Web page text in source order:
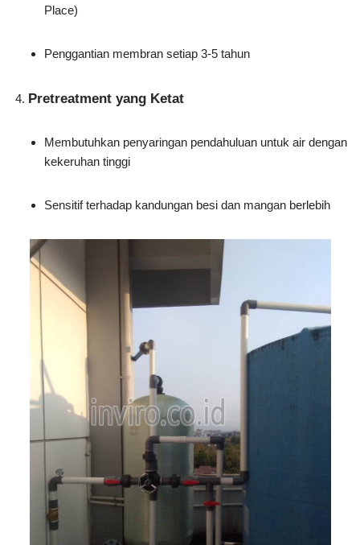
Place)
Penggantian membran setiap 3-5 tahun
Pretreatment yang Ketat
Membutuhkan penyaringan pendahuluan untuk air dengan
kekeruhan tinggi
Sensitif terhadap kandungan besi dan mangan berlebih